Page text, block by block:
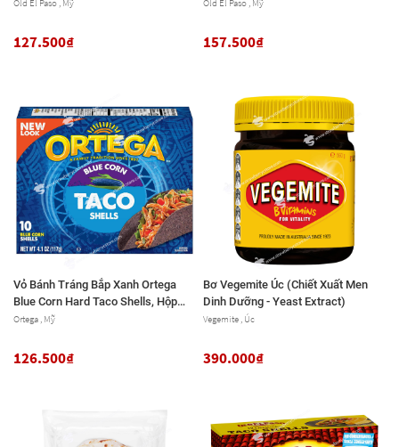
Old El Paso , Mỹ
127.500₫
Old El Paso , Mỹ
157.500₫
Vỏ Bánh Tráng Bắp Xanh Ortega
Blue Corn Hard Taco Shells, Hộp
117g (4.1 Oz.) 10 Cái
Ortega , Mỹ
126.500₫
Bơ Vegemite Úc (Chiết Xuất Men
Dinh Dưỡng - Yeast Extract)
Vegemite , Úc
390.000₫